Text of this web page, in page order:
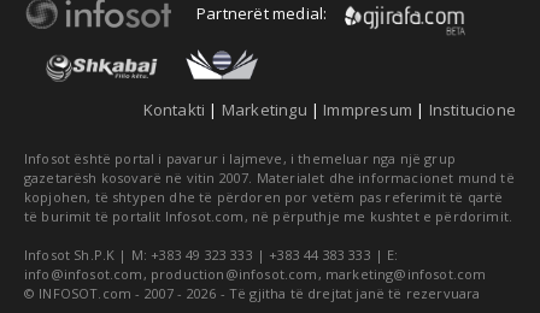
Partnerët medial:
Kontakti | Marketingu | Immpresum | Institucione
Infosot është portal i pavarur i lajmeve, i themeluar nga një grup
gazetarësh kosovarë në vitin 2007. Materialet dhe informacionet mund të
kopjohen, të shtypen dhe të përdoren por vetëm pas referimit të qartë
të burimit të portalit Infosot.com, në përputhje me kushtet e përdorimit.
Infosot Sh.P.K | M: +383 49 323 333 | +383 44 383 333 | E:
info@infosot.com , production@infosot.com , marketing@infosot.com
© INFOSOT.com - 2007 - 2026 - Të gjitha të drejtat janë të rezervuara